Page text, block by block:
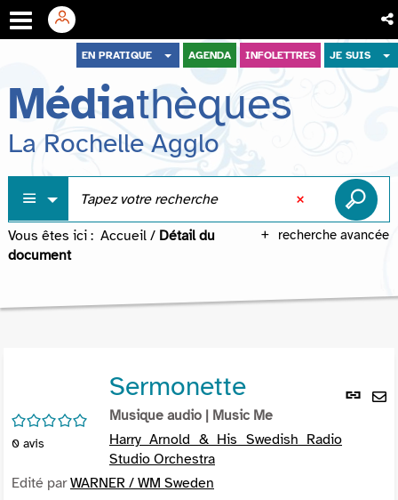
menu
contenu
recherche
EN PRATIQUE AGENDA INFOLETTRES JE SUIS
Médiathèques
La Rochelle Agglo
recherche avancée
Vous êtes ici : Accueil / Détail du
document
Lien
/5
0 avis
Sermonette
Musique audio | Music Me
Harry Arnold & His Swedish Radio
Studio Orchestra
Edité parWARNER / WM Sweden